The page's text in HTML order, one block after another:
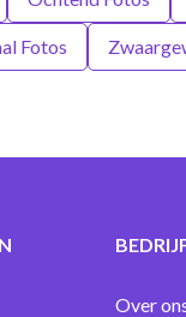
Fotos
Over